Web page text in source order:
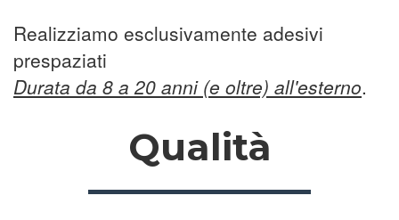
Realizziamo esclusivamente adesivi
prespaziati
Durata da 8 a 20 anni (e oltre) all'esterno.
Qualità